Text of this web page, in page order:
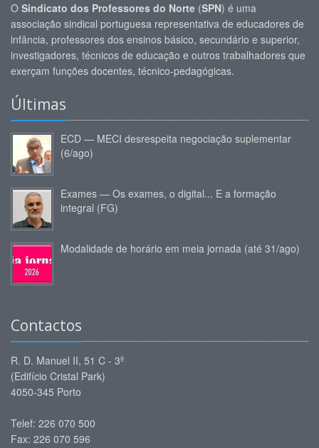
O Sindicato dos Professores do Norte (SPN) é uma
associação sindical portuguesa representativa de educadores de
infância, professores dos ensinos básico, secundário e superior,
investigadores, técnicos de educação e outros trabalhadores que
exerçam funções docentes, técnico-pedagógicas.
Últimas
ECD — MECI desrespeita negociação suplementar
(6/ago)
Exames — Os exames, o digital... E a formação
integral (FG)
Modalidade de horário em meia jornada (até 31/ago)
Contactos
R. D. Manuel II, 51 C - 3º
(Edifício Cristal Park)
4050-345 Porto
Telef: 226 070 500
Fax: 226 070 596